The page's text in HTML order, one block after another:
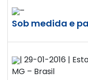
–
Sob medida e
| 29-01-2016 |
MG – Brasil